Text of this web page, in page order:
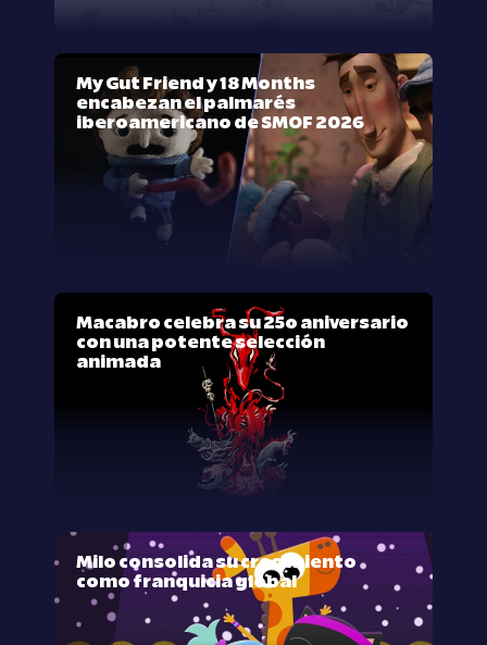
My Gut Friend y 18 Months
encabezan el palmarés
iberoamericano de SMOF 2026
Macabro celebra su 25º aniversario
con una potente selección
animada
Milo consolida su crecimiento
como franquicia global